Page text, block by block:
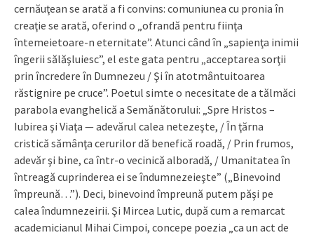
cernăuţean se arată a fi convins: comuniunea cu pronia în
creaţie se arată, oferind o „ofrandă pentru fiinţa
întemeietoare-n eternitate”. Atunci când în „sapienţa inimii
îngerii sălăşluiesc”, el este gata pentru „acceptarea sorţii
prin încredere în Dumnezeu / Şi în atotmântuitoarea
răstignire pe cruce”. Poetul simte o necesitate de a tălmăci
parabola evanghelică a Semănătorului: „Spre Hristos –
Iubirea şi Viaţa — adevărul calea netezeşte, / În ţărna
cristică sămânţa cerurilor dă benefică roadă, / Prin frumos,
adevăr şi bine, ca într-o vecinică alboradă, / Umanitatea în
întreagă cuprinderea ei se îndumnezeieşte” („Binevoind
împreună…”). Deci, binevoind împreună putem păşi pe
calea îndumnezeirii. Şi Mircea Lutic, după cum a remarcat
academicianul Mihai Cimpoi, concepe poezia „ca un act de